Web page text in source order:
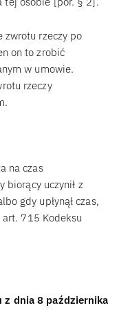
zwrotu rzeczy po
on to zrobić
w umowie.
rzeczy
na czas
biorący uczynił z
gdy upłynął czas,
715 Kodeksu
z dnia 8 października